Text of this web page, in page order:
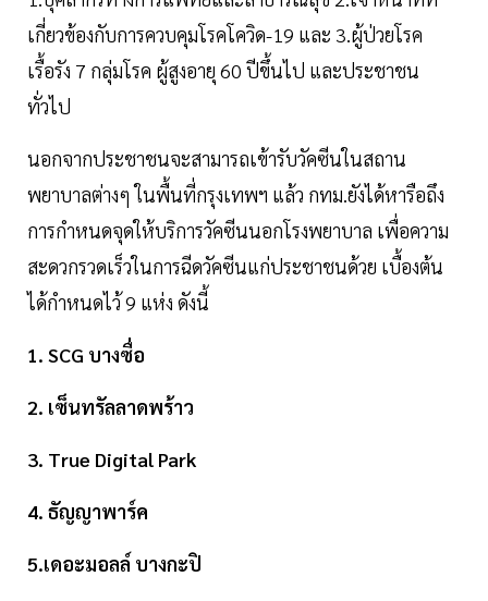
เกี่ยวข้องกับการควบคุมโรคโควิด-19 และ 3.ผู้ป่วยโรค
เรื้อรัง 7 กลุ่มโรค ผู้สูงอายุ 60 ปีขึ้นไป และประชาชน
ทั่วไป
นอกจากประชาชนจะสามารถเข้ารับวัคซีนในสถาน
พยาบาลต่างๆ ในพื้นที่กรุงเทพฯ แล้ว กทม.ยังได้หารือถึง
การกำหนดจุดให้บริการวัคซีนนอกโรงพยาบาล เพื่อความ
สะดวกรวดเร็วในการฉีดวัคซีนแก่ประชาชนด้วย เบื้องต้น
ได้กำหนดไว้ 9 แห่ง ดังนี้
1. SCG บางซื่อ
2. เซ็นทรัลลาดพร้าว
3. True Digital Park
4. ธัญญาพาร์ค
5.เดอะมอลล์ บางกะปิ